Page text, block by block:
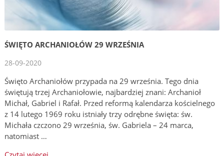
ŚWIĘTO ARCHANIOŁÓW 29 WRZEŚNIA
28-09-2020
Święto Archaniołów przypada na 29 września. Tego dnia
świętują trzej Archaniołowie, najbardziej znani: Archanioł
Michał, Gabriel i Rafał. Przed reformą kalendarza kościelnego
z 14 lutego 1969 roku istniały trzy odrębne święta: św.
Michała czczono 29 września, św. Gabriela – 24 marca,
natomiast …